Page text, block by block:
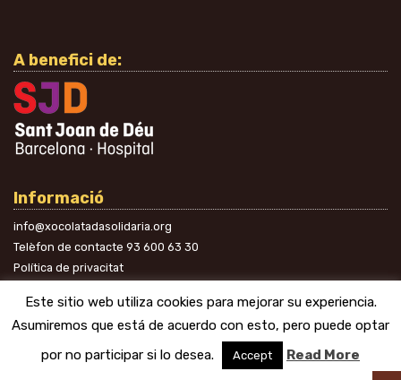
A benefici de:
Informació
info@xocolatadasolidaria.org
Telèfon de contacte 93 600 63 30
Política de privacitat
Este sitio web utiliza cookies para mejorar su experiencia.
Asumiremos que está de acuerdo con esto, pero puede optar
por no participar si lo desea.
Accept Read More